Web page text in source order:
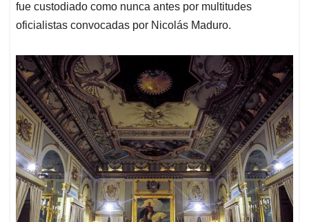
fue custodiado como nunca antes por multitudes
oficialistas convocadas por Nicolás Maduro.